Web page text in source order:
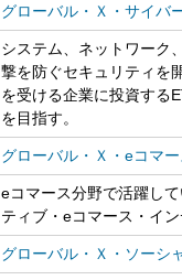
グローバル・Ｘ・サイバ
システム、ネットワーク
撃を防ぐセキュリティを
を受ける企業に投資する
を目指す。
グローバル・Ｘ・eコマ
eコマース分野で活躍し
ティブ・eコマース・イ
グローバル・Ｘ・ソーシ